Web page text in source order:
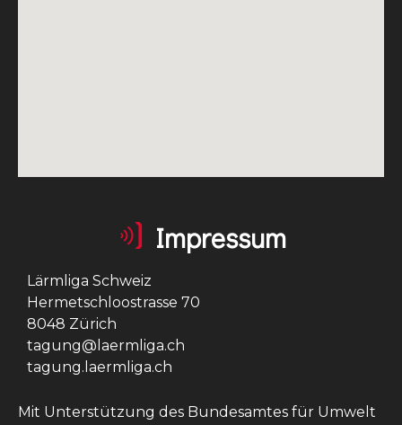
Impressum
Lärmliga Schweiz
Hermetschloostrasse 70
8048 Zürich
tagung@laermliga.ch
tagung.laermliga.ch
Mit Unterstützung des Bundesamtes für Umwelt